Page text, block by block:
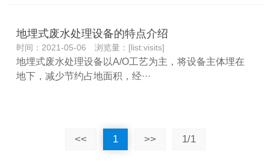
地埋式废水处理设备的特点介绍
时间：2021-05-06 浏览量：[list:visits]
地埋式废水处理设备以A/O工艺为主，将设备主体埋在
地下，减少节约占地面积，经···
<< 1 >> 1/1